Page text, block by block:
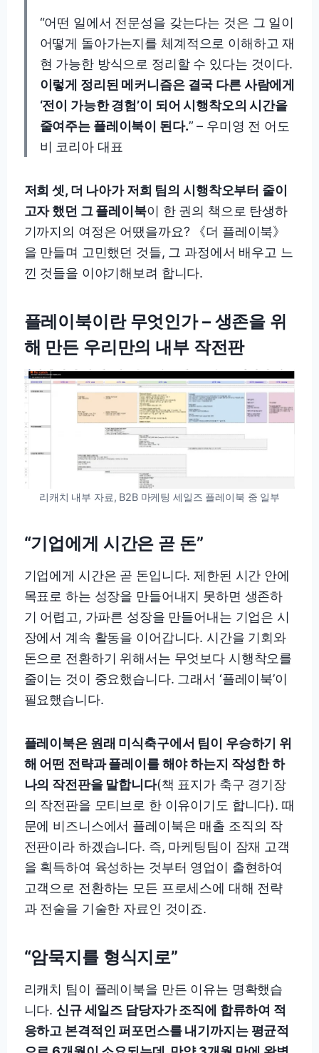
“어떤 일에서 전문성을 갖는다는 것은 그 일이
어떻게 돌아가는지를 체계적으로 이해하고 재
현 가능한 방식으로 정리할 수 있다는 것이다.
이렇게 정리된 메커니즘은 결국 다른 사람에게
‘전이 가능한 경험’이 되어 시행착오의 시간을
줄여주는 플레이북이 된다.” – 우미영 전 어도
비 코리아 대표
저희 셋, 더 나아가 저희 팀의 시행착오부터 줄이
고자 했던 그 플레이북이 한 권의 책으로 탄생하
기까지의 여정은 어땠을까요? 《더 플레이북》
을 만들며 고민했던 것들, 그 과정에서 배우고 느
낀 것들을 이야기해보려 합니다.
플레이북이란 무엇인가 – 생존을 위
해 만든 우리만의 내부 작전판
리캐치 내부 자료, B2B 마케팅 세일즈 플레이북 중 일부
“기업에게 시간은 곧 돈”
기업에게 시간은 곧 돈입니다. 제한된 시간 안에
목표로 하는 성장을 만들어내지 못하면 생존하
기 어렵고, 가파른 성장을 만들어내는 기업은 시
장에서 계속 활동을 이어갑니다. 시간을 기회와
돈으로 전환하기 위해서는 무엇보다 시행착오를
줄이는 것이 중요했습니다. 그래서 ‘플레이북’이
필요했습니다.
플레이북은 원래 미식축구에서 팀이 우승하기 위
해 어떤 전략과 플레이를 해야 하는지 작성한 하
나의 작전판을 말합니다(책 표지가 축구 경기장
의 작전판을 모티브로 한 이유이기도 합니다). 때
문에 비즈니스에서 플레이북은 매출 조직의 작
전판이라 하겠습니다. 즉, 마케팅팀이 잠재 고객
을 획득하여 육성하는 것부터 영업이 출현하여
고객으로 전환하는 모든 프로세스에 대해 전략
과 전술을 기술한 자료인 것이죠.
“암묵지를 형식지로”
리캐치 팀이 플레이북을 만든 이유는 명확했습
니다. 신규 세일즈 담당자가 조직에 합류하여 적
응하고 본격적인 퍼포먼스를 내기까지는 평균적